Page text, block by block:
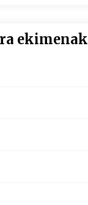
ekimenak